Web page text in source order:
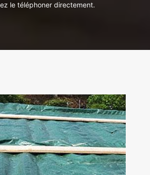
le téléphoner directement.